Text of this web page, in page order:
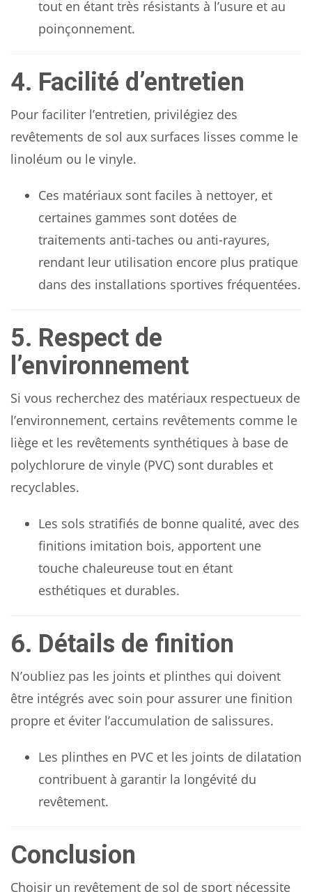
tout en étant très résistants à l’usure et au
poinçonnement.
4. Facilité d’entretien
Pour faciliter l’entretien, privilégiez des
revêtements de sol aux surfaces lisses comme le
linoléum ou le vinyle.
Ces matériaux sont faciles à nettoyer, et
certaines gammes sont dotées de
traitements anti-taches ou anti-rayures,
rendant leur utilisation encore plus pratique
dans des installations sportives fréquentées.
5. Respect de
l’environnement
Si vous recherchez des matériaux respectueux de
l’environnement, certains revêtements comme le
liège et les revêtements synthétiques à base de
polychlorure de vinyle (PVC) sont durables et
recyclables.
Les sols stratifiés de bonne qualité, avec des
finitions imitation bois, apportent une
touche chaleureuse tout en étant
esthétiques et durables.
6. Détails de finition
N’oubliez pas les joints et plinthes qui doivent
être intégrés avec soin pour assurer une finition
propre et éviter l’accumulation de salissures.
Les plinthes en PVC et les joints de dilatation
contribuent à garantir la longévité du
revêtement.
Conclusion
Choisir un revêtement de sol de sport nécessite